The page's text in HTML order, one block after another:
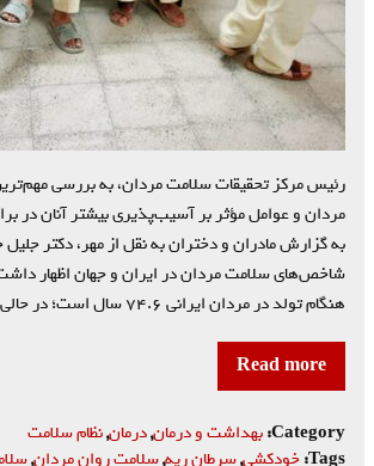
رئیس مرکز تحقیقات سلامت مردان، به بررسی
مردان و عوامل مؤثر بر آسیب‌پذیری بیشتر آنان در
به گزارش مادران و دختران به نقل از مهر، دکتر جلیل
شاخص‌های سلامت مردان در ایران و جهان اظهار
هنگام تولد در مردان ایرانی ۷۴.۶ سال است؛ در حالی که […]
Read more
Category: بهداشت و درمان,درمان,نظام سلامت
Tags: خودکشی,سرطان ریه,سلامت روان مردان,